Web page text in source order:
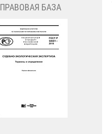
ПРАВОВАЯ БАЗА